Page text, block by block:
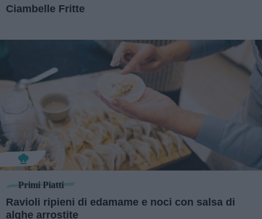
Ciambelle Fritte
Primi Piatti
Ravioli ripieni di edamame e noci con salsa di
alghe arrostite